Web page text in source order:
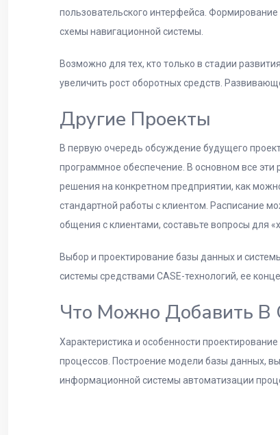
пользовательского интерфейса.
схемы навигационной системы.
Возможно для тех, кто только в стадии
увеличить рост оборотных средств.
Другие Проекты
В первую очередь обсуждение будущего
программное обеспечение. В основном все
решения на конкретном предприятии, как
стандартной работы с клиентом. Расписание
общения с клиентами, составьте вопросы для
Выбор и проектирование базы данных и
системы средствами CASE-технологий, ее
Что Можно Добавить В
Характеристика и особенности
процессов. Построение модели базы данных,
информационной системы автоматизации